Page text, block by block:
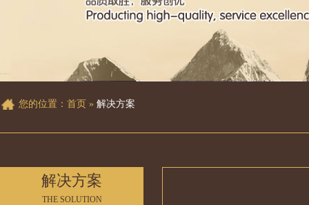
您的位置： 首页 » 解决方案
解决方案
THE SOLUTION